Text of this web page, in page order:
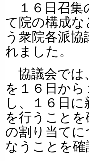
１６日召集
て院の構成
う衆院各派
れました。
協議会では
を１６日か
し、１６日
を行うこと
の割り当て
なうことを